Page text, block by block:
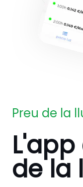
Preu de la
de la